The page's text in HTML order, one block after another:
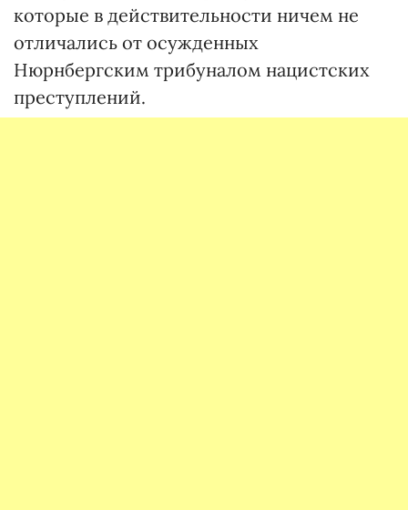
которые в действительности ничем не
отличались от осужденных
Нюрнбергским трибуналом нацистских
преступлений.